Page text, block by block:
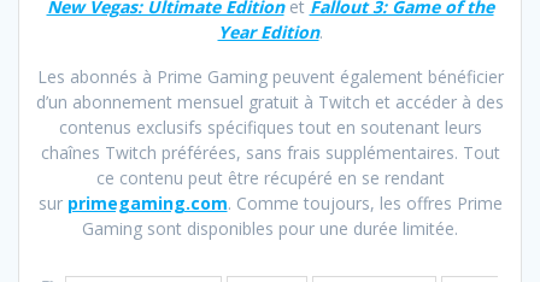
New Vegas: Ultimate Edition et Fallout 3: Game of the
Year Edition.
Les abonnés à Prime Gaming peuvent également bénéficier
d’un abonnement mensuel gratuit à Twitch et accéder à des
contenus exclusifs spécifiques tout en soutenant leurs
chaînes Twitch préférées, sans frais supplémentaires. Tout
ce contenu peut être récupéré en se rendant
sur primegaming.com. Comme toujours, les offres Prime
Gaming sont disponibles pour une durée limitée.